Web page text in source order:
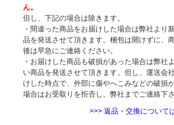
ん。
但し、下記の場合は除きます。
・間違った商品をお届けした場合は弊社より
品を発送させて頂きます。梱包は開けずに、
後は早急にご連絡ください。
・お届けした商品も破損があった場合は弊社
い商品を発送させて頂きます。但し、運送会
けした時点で、外部に傷やへこみなどの破損
場合はお受取りを拒否し、弊社までご連絡下さ
>>> 返品・交換について